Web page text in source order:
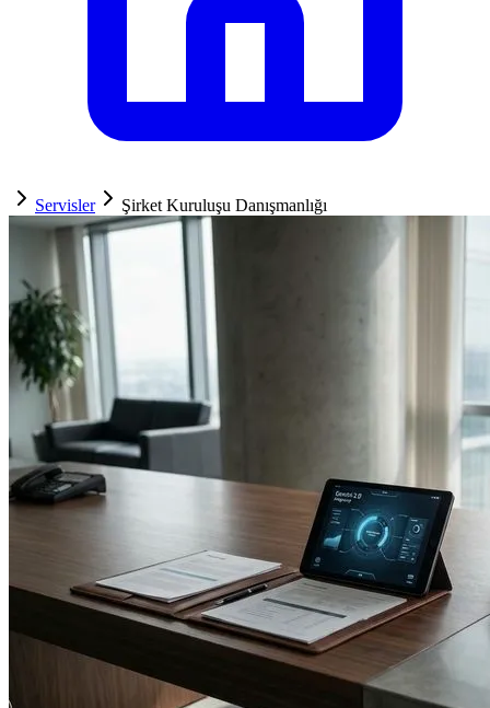
Servisler Şirket Kuruluşu Danışmanlığı